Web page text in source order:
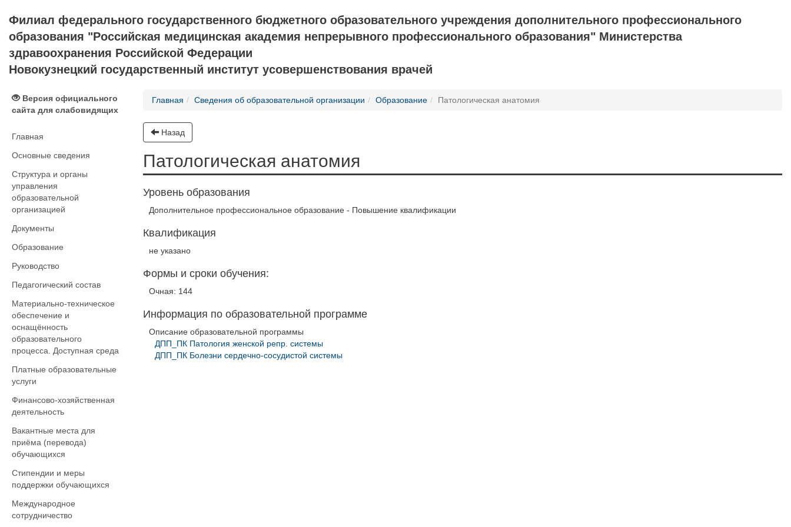
Филиал федерального государственного бюджетного образовательного учреждения дополнительного профессионального
образования "Российская медицинская академия непрерывного профессионального образования" Министерства
здравоохранения Российской Федерации
Новокузнецкий государственный институт усовершенствования врачей
Версия официального
сайта для слабовидящих
Главная
Основные сведения
Структура и органы
управления
образовательной
организацией
Документы
Образование
Руководство
Педагогический состав
Материально-техническое
обеспечение и
оснащённость
образовательного
процесса. Доступная среда
Платные образовательные
услуги
Финансово-хозяйственная
деятельность
Вакантные места для
приёма (перевода)
обучающихся
Стипендии и меры
поддержки обучающихся
Международное
сотрудничество
Главная Сведения об образовательной организации Образование Патологическая анатомия
Назад
Патологическая анатомия
Уровень образования
Дополнительное профессиональное образование - Повышение квалификации
Квалификация
не указано
Формы и сроки обучения:
Очная: 144
Информация по образовательной программе
Описание образовательной программы
ДПП_ПК Патология женской репр. системы
ДПП_ПК Болезни сердечно-сосудистой системы